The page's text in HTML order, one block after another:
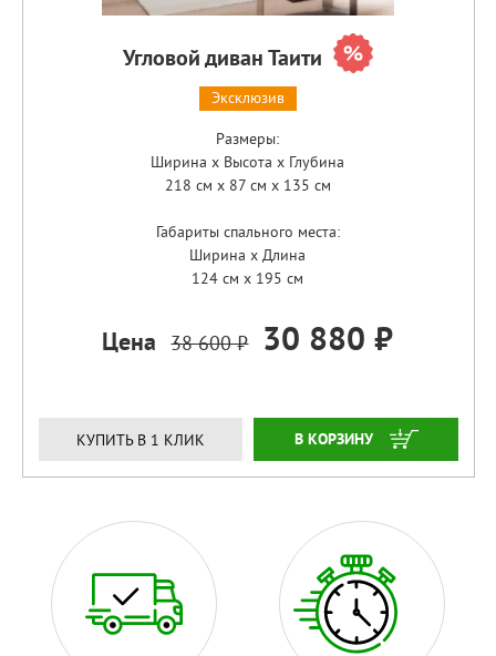
Угловой диван Таити
Эксклюзив
Размеры:
Ширина x Высота x Глубина
218 см x 87 см x 135 см
Габариты спального места:
Ширина x Длина
124 см x 195 см
Цена 38 600 ₽ 30 880 ₽
КУПИТЬ В 1 КЛИК ЗАКАЗАТЬ